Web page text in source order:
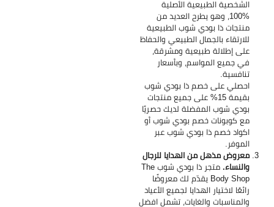
الشخصية الطبيعية الأصلية
%100، وهو يطرح العديد من
منتجات ذا بودي شوب الطبيعية
للارتقاء بالجمال الطبيعي والحفاظ
على إطلالة طبيعية ومشرقة،
في جميع المواسم، وبأسعار
تنافسية.
احصلي على خصم ذا بودي شوب
بقيمة 15% على جميع منتجات
بودي شوب المفضلة لديك حصريًا
مع كوبونات خصم بودي شوب أو
اكواد خصم ذا بودي شوب عبر
الموفر.
معروض مذهل من الهدايا للرجال
والنساء. متجر ذا بودي شوب The
Body Shop يقدّم لك معروضًا
رائعًا لاختيار الهدايا لجميع الأعياد
والمناسبات والغايات، تشمل افضل